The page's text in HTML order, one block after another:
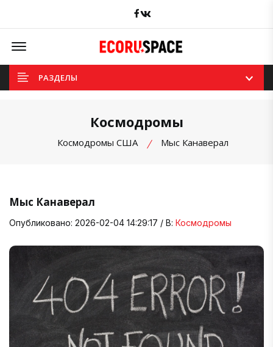
Facebook
Offcanvas Menu Open
РАЗДЕЛЫ
Космодромы
Космодромы США Мыс Канаверал
Мыс Канаверал
Опубликовано: 2026-02-04 14:29:17 / В: Космодромы